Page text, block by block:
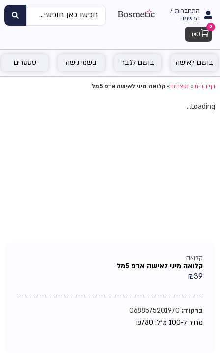
התחברות /
הרשמה
Cart
0
₪ 0
בושם לאישה בושם לגבר בשמי נישה טסטרים
דף הבית»מוצרים»קלואה מיני לאישה אדפ 5מל
Loading...
קלואה
קלואה מיני לאישה אדפ 5מל
₪39
ברקוד:0688575201970
מחיר ל-100 מ"ל:
₪780